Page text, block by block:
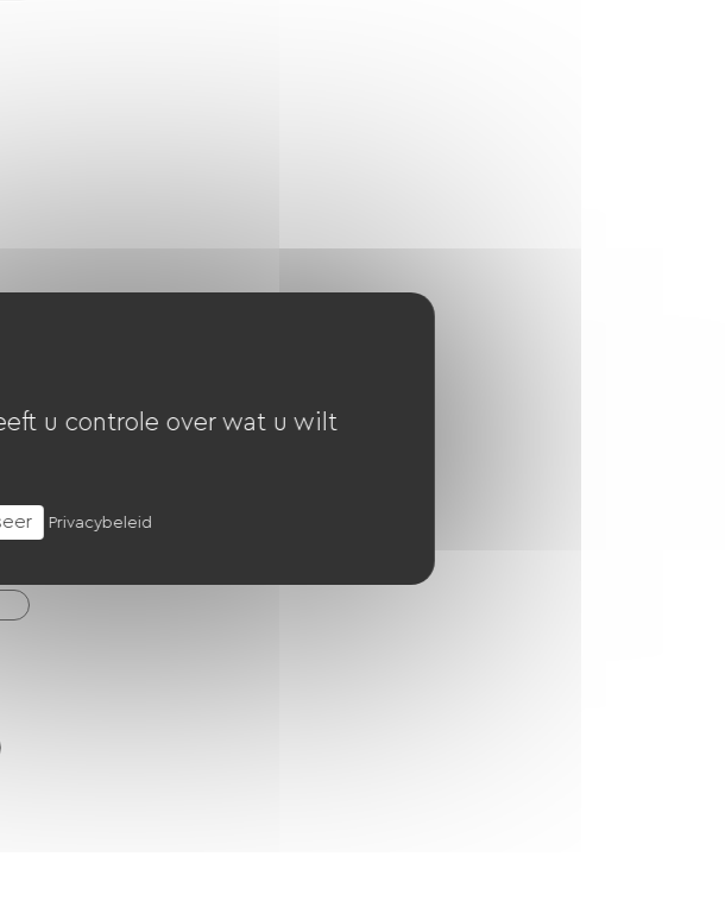
u controle over wat u wilt
Privacybeleid